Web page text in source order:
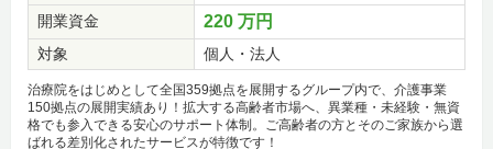
開業資金
220 万円
対象 個人・法人
治療院をはじめとして全国359拠点を展開するグループ内で、介護事業
150拠点の展開実績あり！拡大する高齢者市場へ、異業種・未経験・無資
格でも参入できる安心のサポート体制。ご高齢者の方とそのご家族から選
ばれる差別化されたサービスが特徴です！